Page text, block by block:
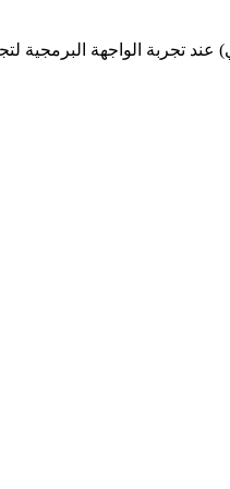
تجربة الواجهة البرمجية